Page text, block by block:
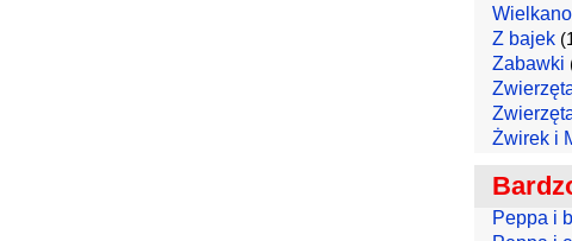
Z bajek
Zabawki
Żwirek i
Peppa i